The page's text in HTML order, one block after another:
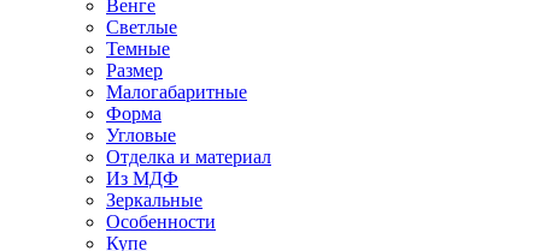
Венге
Светлые
Темные
Размер
Малогабаритные
Форма
Угловые
Отделка и материал
Из МДФ
Зеркальные
Особенности
Купе